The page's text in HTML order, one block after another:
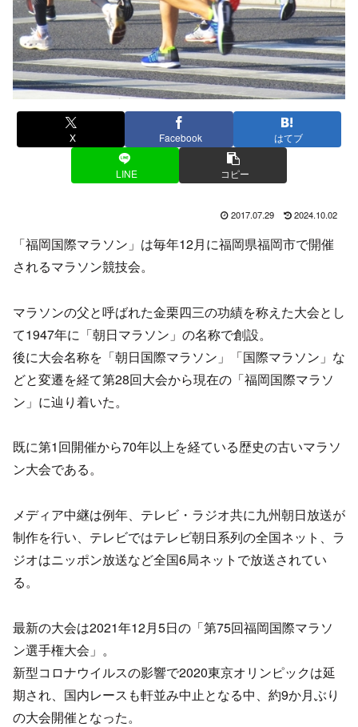
X Facebook はてブ
LINE コピー
2017.07.29 2024.10.02
「福岡国際マラソン」は毎年12月に福岡県福岡市で開催
されるマラソン競技会。
マラソンの父と呼ばれた金栗四三の功績を称えた大会とし
て1947年に「朝日マラソン」の名称で創設。
後に大会名称を「朝日国際マラソン」「国際マラソン」な
どと変遷を経て第28回大会から現在の「福岡国際マラソ
ン」に辿り着いた。
既に第1回開催から70年以上を経ている歴史の古いマラソ
ン大会である。
メディア中継は例年、テレビ・ラジオ共に九州朝日放送が
制作を行い、テレビではテレビ朝日系列の全国ネット、ラ
ジオはニッポン放送など全国6局ネットで放送されてい
る。
最新の大会は2021年12月5日の「第75回福岡国際マラソ
ン選手権大会」。
新型コロナウイルスの影響で2020東京オリンピックは延
期され、国内レースも軒並み中止となる中、約9か月ぶり
の大会開催となった。